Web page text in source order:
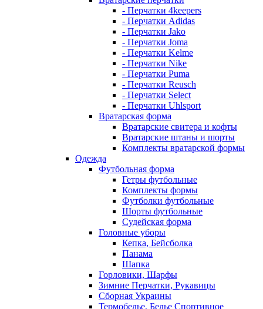
- Перчатки 4keepers
- Перчатки Adidas
- Перчатки Jako
- Перчатки Joma
- Перчатки Kelme
- Перчатки Nike
- Перчатки Puma
- Перчатки Reusch
- Перчатки Select
- Перчатки Uhlsport
Вратарская форма
Вратарские свитера и кофты
Вратарские штаны и шорты
Комплекты вратарской формы
Одежда
Футбольная форма
Гетры футбольные
Комплекты формы
Футболки футбольные
Шорты футбольные
Судейская форма
Головные уборы
Кепка, Бейсболка
Панама
Шапка
Горловики, Шарфы
Зимние Перчатки, Рукавицы
Сборная Украины
Термобелье, Белье Спортивное